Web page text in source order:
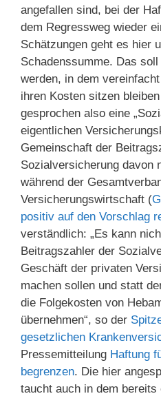
angefallen sind, bei der
dem Regressweg wieder
Schätzungen geht es hier
Schadenssumme. Das
werden, in dem
ihren Kosten sitzen
gesprochen also eine
eigentlichen
Gemeinschaft der
Sozialversicherung davon
während der
Versicherungswirtschaft (
positiv auf den Vorschlag
verständlich: „Es kann
Beitragszahler der
Geschäft der privaten
machen sollen und statt
die Folgekosten von
übernehmen“, so der
gesetzlichen
Pressemitteilung Haftung
begrenzen. Die hier
taucht auch in dem bereits